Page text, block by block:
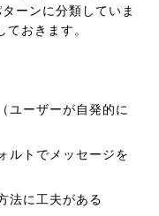
ーンに分類していま
おきます。
ユーザーが自発的に
ルトでメッセージを
法に工夫がある